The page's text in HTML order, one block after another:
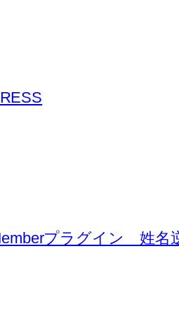
プラグイン 姓名